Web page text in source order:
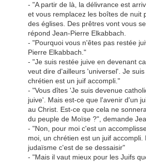
- "A partir de là, la délivrance est
et vous remplacez les boîtes de nuit
des églises. Des prêtres vont vous
répond Jean-Pierre Elkabbach.
- "Pourquoi vous n'êtes pas restée
Pierre Elkabbach."
- "Je suis restée juive en devenant
veut dire d'ailleurs 'universel'. Je
chrétien est un juif accompli."
- "Vous dîtes 'Je suis devenue
juive'. Mais est-ce que l'avenir d'un
au Christ. Est-ce que cela ne
du peuple de Moïse ?", demande
- "Non, pour moi c'est un
moi, un chrétien est un juif accompli.
judaïsme c'est de se dessaisir"
- "Mais il vaut mieux pour les Juifs